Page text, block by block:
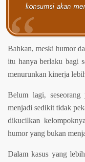
konsumsi akan
Bahkan, meski humor
itu hanya berlaku bagi
menurunkan kinerja
Belum lagi,
menjadi sedikit tidak
dikucilkan
humor yang bukan
Dalam kasus yang